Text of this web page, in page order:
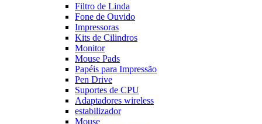
Filtro de Linda
Fone de Ouvido
Impressoras
Kits de Cilindros
Monitor
Mouse Pads
Papéis para Impressão
Pen Drive
Suportes de CPU
Adaptadores wireless
estabilizador
Mouse